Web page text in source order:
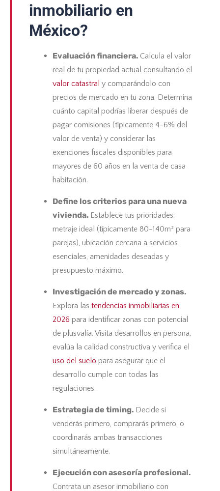
inmobiliario en
México?
Evaluación financiera. Calcula el valor
real de tu propiedad actual consultando el
valor catastral y comparándolo con
precios de mercado en tu zona. Determina
cuánto capital podrías liberar después de
pagar comisiones (típicamente 4-6% del
valor de venta) y considerar las
exenciones fiscales disponibles para
mayores de 60 años en la venta de casa
habitación.
Define los criterios para una nueva
vivienda. Establece tus prioridades:
metraje ideal (típicamente 80-140m² para
parejas), ubicación cercana a servicios
esenciales, amenidades deseadas y
presupuesto máximo.
Investigación de mercado y zonas.
Explora las tendencias inmobiliarias en
2026 para identificar zonas con potencial
de plusvalía. Visita desarrollos en persona,
evalúa la calidad constructiva y verifica el
uso del suelo para asegurar que el
desarrollo cumple con todas las
regulaciones.
Estrategia de timing. Decide si
venderás primero, comprarás primero, o
coordinarás ambas transacciones
simultáneamente.
Ejecución con asesoría profesional.
Contrata un asesor inmobiliario con